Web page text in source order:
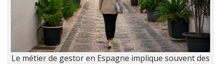
Le métier de gestor en Espagne implique souvent des